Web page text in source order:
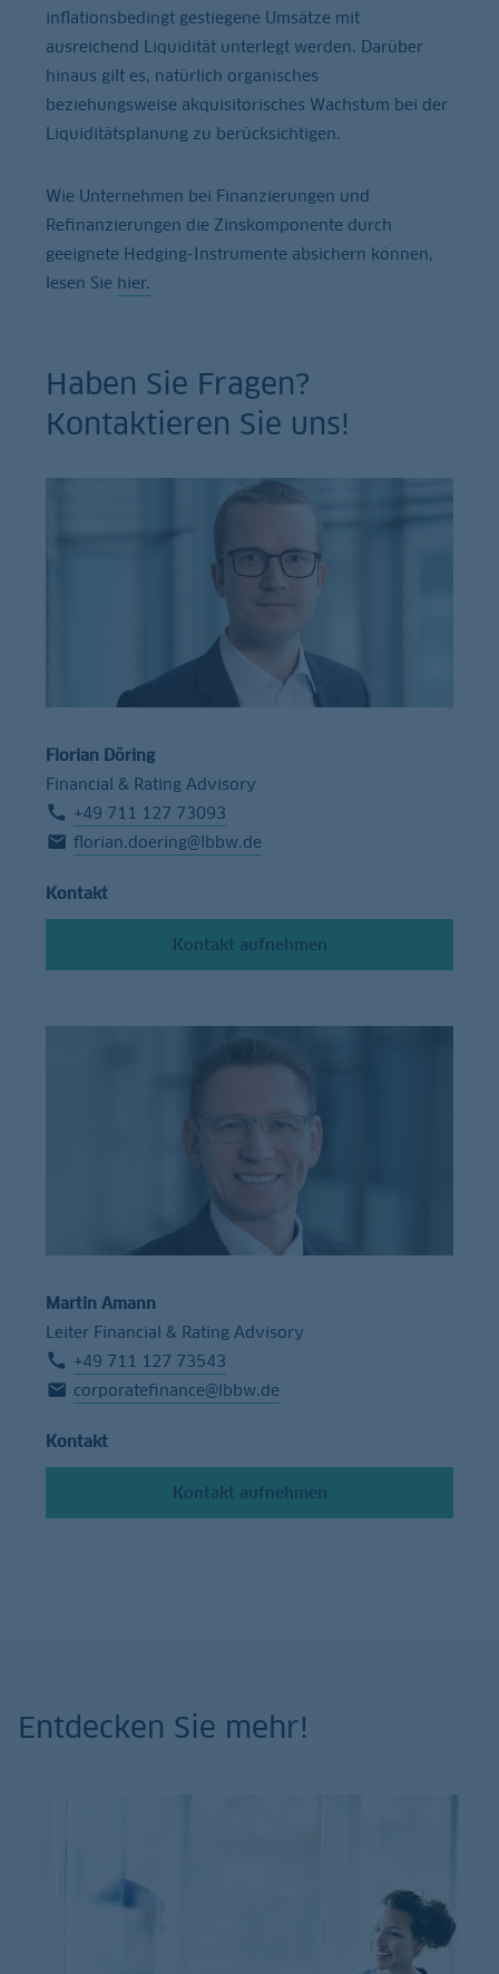
inflationsbedingt gestiegene Umsätze mit
ausreichend Liquidität unterlegt werden. Darüber
hinaus gilt es, natürlich organisches
beziehungsweise akquisitorisches Wachstum bei der
Liquiditätsplanung zu berücksichtigen.
Wie Unternehmen bei Finanzierungen und
Refinanzierungen die Zinskomponente durch
geeignete Hedging-Instrumente absichern können,
lesen Sie hier.
Haben Sie Fragen?
Kontaktieren Sie uns!
Florian Döring
Financial & Rating Advisory
+49 711 127 73093
florian.doering@lbbw.de
Kontakt
Kontakt aufnehmen
Martin Amann
Leiter Financial & Rating Advisory
+49 711 127 73543
corporatefinance@lbbw.de
Kontakt
Kontakt aufnehmen
Entdecken Sie mehr!